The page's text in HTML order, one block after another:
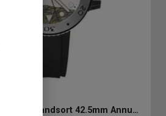
Sjöö Sandström Landsort 42.5mm Annual Edition 2024